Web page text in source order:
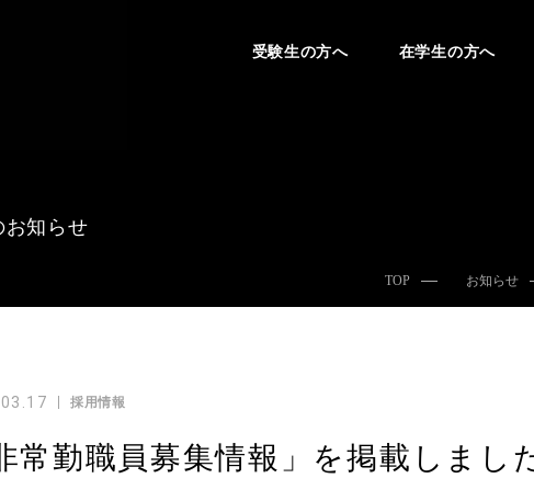
受験生の方へ 在学生の方へ
お知らせ
TOP お知らせ
採用情報
常勤職員募集情報」を掲載しまし